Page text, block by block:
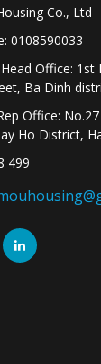
Co., Ltd
0108590033
Office: 1st
Ba Dinh
Office:
Ho District,
499